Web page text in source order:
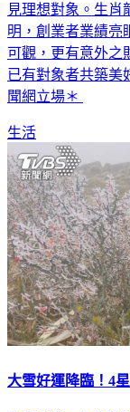
見理想對象。生肖
明，創業者業績亮
可觀，更有意外之
已有對象者共築美
聞網立場＊
生活
大雪好運降臨！4